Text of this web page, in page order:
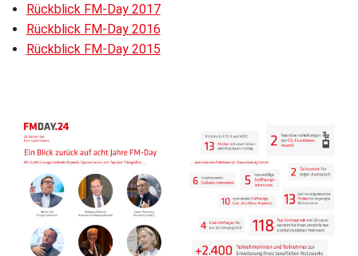
Rückblick FM-Day 2017
Rückblick FM-Day 2016
Rückblick FM-Day 2015